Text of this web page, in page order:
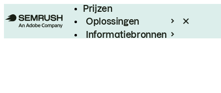
Prijzen
Oplossingen
Informatiebronnen